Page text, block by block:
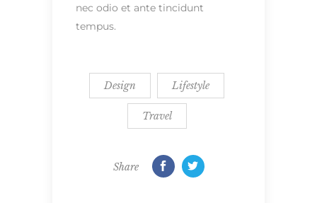
nec odio et ante tincidunt
tempus.
Design Lifestyle
Travel
Share